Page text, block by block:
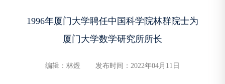
1996年厦门大学聘任中国科学院林群院士为
厦门大学数学研究所所长
编辑：林煜 发布时间：2022年04月11日